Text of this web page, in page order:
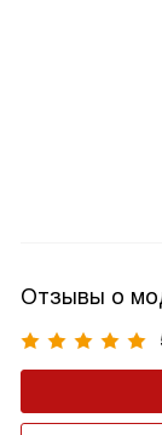
Отзывы о